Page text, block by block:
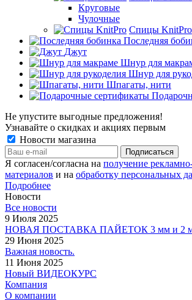
Круговые
Чулочные
Спицы KnitPro
Последняя
Джут
Шнур для
Шнур для
Шпагаты, нити
Не упустите выгодные предложения!
Узнавайте о скидках и акциях первым
Новости магазина
Я согласен/согласна на получение
материалов и на обработку персональных
Подробнее
Новости
Все новости
9 Июля 2025
НОВАЯ ПОСТАВКА ПАЙЕТОК 3 мм и 2
29 Июня 2025
Важная новость.
11 Июня 2025
Новый ВИДЕОКУРС
Компания
О компании